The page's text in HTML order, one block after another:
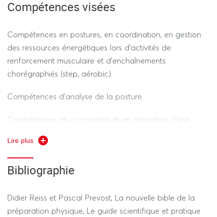
REGIME DEROGATOIRE
Contrôle Continu(selon le calendrier des épreuves
dérogatoires)
se filmant donnant les consignes et faisant les
Durée de l’épreuve pratique + théorique hors ties temps
Compétences visées
Compétences en postures, en coordination, en gestion
des ressources énergétiques lors d’activités de
renforcement musculaire et d’enchaînements
chorégraphiés (step, aérobic).
Compétences d’analyse de la posture.
Compétences en conception et en animation d’une
Lire plus
Bibliographie
Didier Reiss et Pascal Prevost, La nouvelle bible de la
préparation physique, Le guide scientifique et pratique